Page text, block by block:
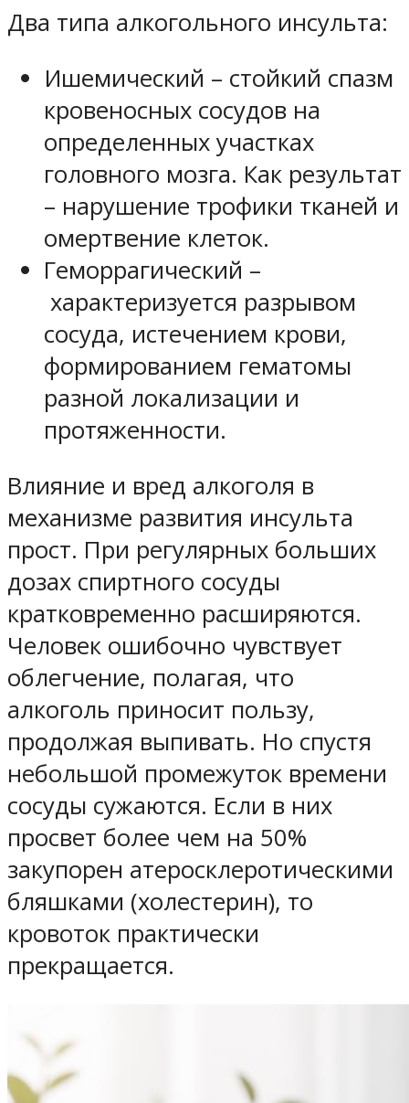
Два типа алкогольного инсульта:
Ишемический – стойкий спазм
кровеносных сосудов на
определенных участках
головного мозга. Как результат
– нарушение трофики тканей и
омертвение клеток.
Геморрагический –
характеризуется разрывом
сосуда, истечением крови,
формированием гематомы
разной локализации и
протяженности.
Влияние и вред алкоголя в
механизме развития инсульта
прост. При регулярных больших
дозах спиртного сосуды
кратковременно расширяются.
Человек ошибочно чувствует
облегчение, полагая, что
алкоголь приносит пользу,
продолжая выпивать. Но спустя
небольшой промежуток времени
сосуды сужаются. Если в них
просвет более чем на 50%
закупорен атеросклеротическими
бляшками (холестерин), то
кровоток практически
прекращается.